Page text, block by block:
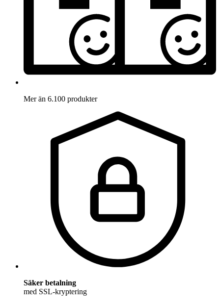
Mer än 6.100 produkter
Säker betalning
med SSL-kryptering